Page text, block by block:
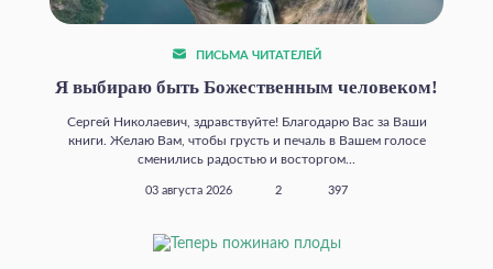
ПИСЬМА ЧИТАТЕЛЕЙ
Я выбираю быть Божественным человеком!
Сергей Николаевич, здравствуйте! Благодарю Вас за Ваши
книги. Желаю Вам, чтобы грусть и печаль в Вашем голосе
сменились радостью и восторгом...
03 августа 2026 2 397